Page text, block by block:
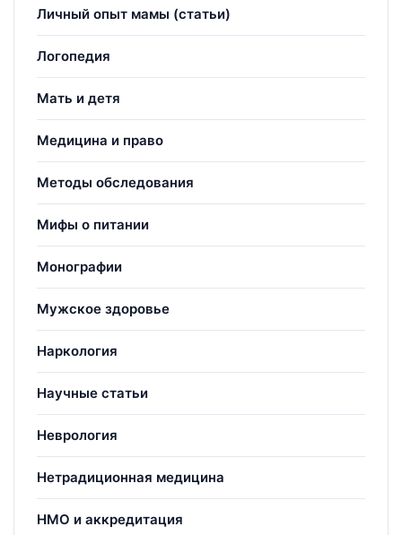
Личный опыт мамы (статьи)
Логопедия
Мать и детя
Медицина и право
Методы обследования
Мифы о питании
Монографии
Мужское здоровье
Наркология
Научные статьи
Неврология
Нетрадиционная медицина
НМО и аккредитация